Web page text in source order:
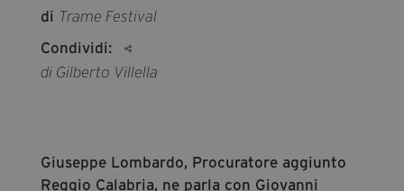
segreteria@tramefestival.it
info@tramefestival.it
+39 346 954 4078
di Trame Festival
Condividi:
di Gilberto Villella
Giuseppe Lombardo, Procuratore aggiunto
Reggio Calabria, ne parla con Giovanni